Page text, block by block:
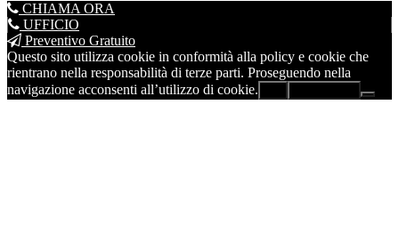
CHIAMA ORA
UFFICIO
Preventivo Gratuito
Questo sito utilizza cookie in conformità alla policy e cookie che
rientrano nella responsabilità di terze parti. Proseguendo nella
navigazione acconsenti all’utilizzo di cookie.